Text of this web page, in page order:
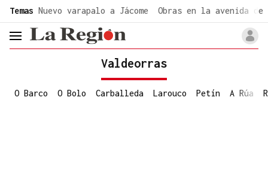
Temas Nuevo varapalo a Jácome Obras en la avenida de
header.menu.open
Valdeorras
O Barco O Bolo Carballeda Larouco Petín A Rúa